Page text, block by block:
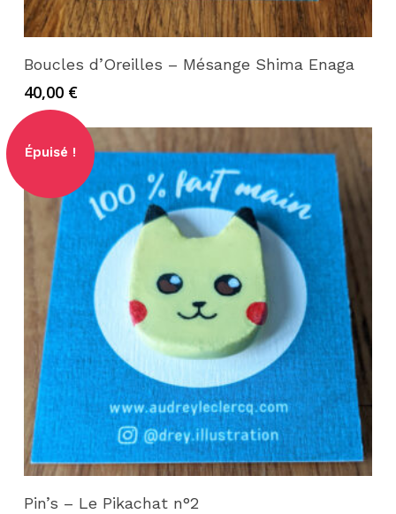
Votre panier est vide.
Ajouter au panier
Boucles d’Oreilles – Mésange Shima Enaga
40,00 €
Pin’s – Le Pikachat n°2